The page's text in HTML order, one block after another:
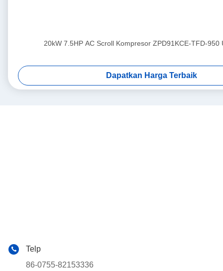
20kW 7.5HP AC Scroll Kompresor ZPD91KCE-TFD-950
Dapatkan Harga Terbaik
Telp
86-0755-82153336